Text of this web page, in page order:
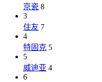
京瓷 8
3
住友 7
4
特固克 5
5
威迪亚 4
6